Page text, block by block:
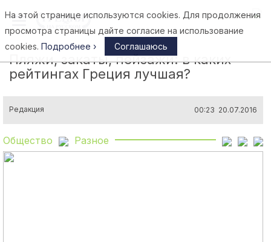
Афины
Пляжи, закаты, пейзажи: в каких
рейтингах Греция лучшая?
Редакция 00:23 20.07.2016
Общество Разное
На этой странице используются cookies. Для продолжения
просмотра страницы дайте согласие на использование
cookies. Подробнее › Соглашаюсь